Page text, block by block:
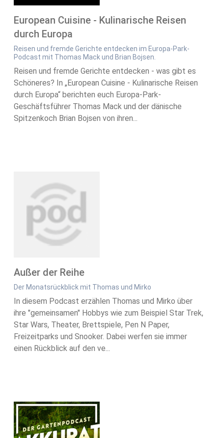
European Cuisine - Kulinarische Reisen
durch Europa
Reisen und fremde Gerichte entdecken im Europa-Park-
Podcast mit Thomas Mack und Brian Bojsen.
Reisen und fremde Gerichte entdecken - was gibt es
Schöneres? In „European Cuisine - Kulinarische Reisen
durch Europa“ berichten euch Europa-Park-
Geschäftsführer Thomas Mack und der dänische
Spitzenkoch Brian Bojsen von ihren...
Außer der Reihe
Der Monatsrückblick mit Thomas und Mirko
In diesem Podcast erzählen Thomas und Mirko über
ihre "gemeinsamen" Hobbys wie zum Beispiel Star Trek,
Star Wars, Theater, Brettspiele, Pen N Paper,
Freizeitparks und Snooker. Dabei werfen sie immer
einen Rückblick auf den ve...